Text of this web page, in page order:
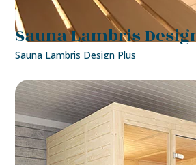
Sauna Lambris
Sauna Lambris Design Plus